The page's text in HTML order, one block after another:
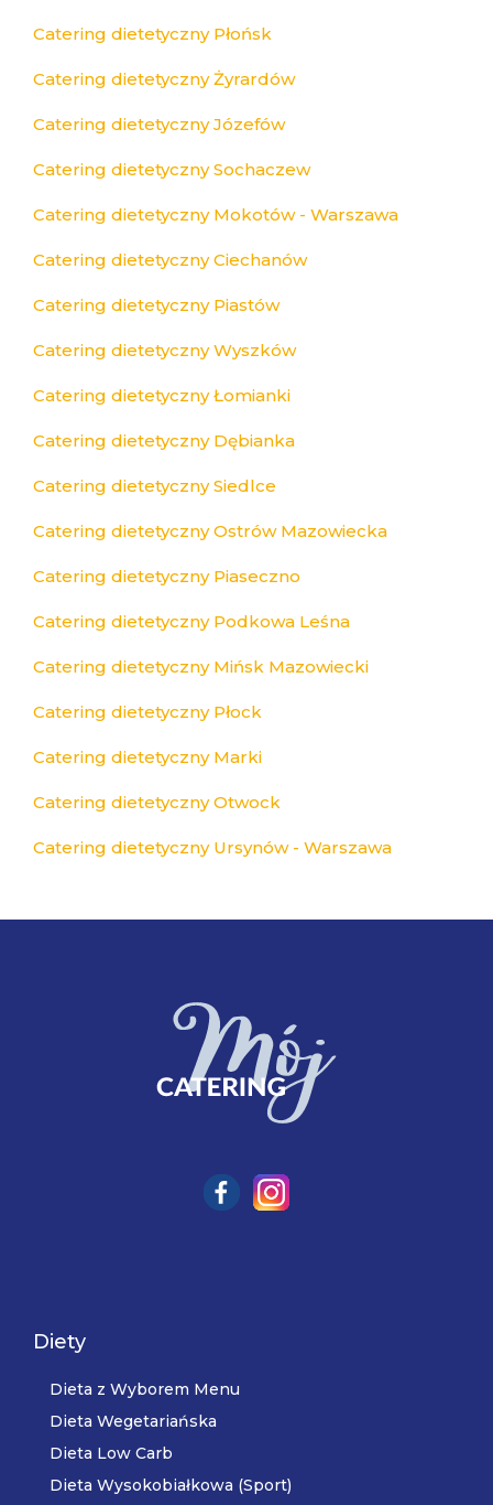
Catering dietetyczny Płońsk
Catering dietetyczny Żyrardów
Catering dietetyczny Józefów
Catering dietetyczny Sochaczew
Catering dietetyczny Mokotów - Warszawa
Catering dietetyczny Ciechanów
Catering dietetyczny Piastów
Catering dietetyczny Wyszków
Catering dietetyczny Łomianki
Catering dietetyczny Dębianka
Catering dietetyczny Siedlce
Catering dietetyczny Ostrów Mazowiecka
Catering dietetyczny Piaseczno
Catering dietetyczny Podkowa Leśna
Catering dietetyczny Mińsk Mazowiecki
Catering dietetyczny Płock
Catering dietetyczny Marki
Catering dietetyczny Otwock
Catering dietetyczny Ursynów - Warszawa
Diety
Dieta z Wyborem Menu
Dieta Wegetariańska
Dieta Low Carb
Dieta Wysokobiałkowa (Sport)